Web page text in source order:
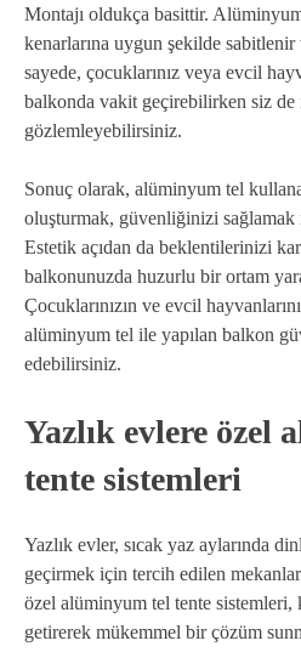
Montajı oldukça basittir.
kenarlarına uygun şekilde
sayede, çocuklarınız veya evcil
balkonda vakit geçirebilirken siz de
gözlemleyebilirsiniz.
Sonuç olarak, alüminyum tel
oluşturmak, güvenliğinizi
Estetik açıdan da beklentilerinizi
balkonunuzda huzurlu bir ortam
Çocuklarınızın ve evcil
alüminyum tel ile yapılan balkon
edebilirsiniz.
Yazlık evlere özel
tente sistemleri
Yazlık evler, sıcak yaz aylarında
geçirmek için tercih edilen
özel alüminyum tel tente sistemleri,
getirerek mükemmel bir çözüm